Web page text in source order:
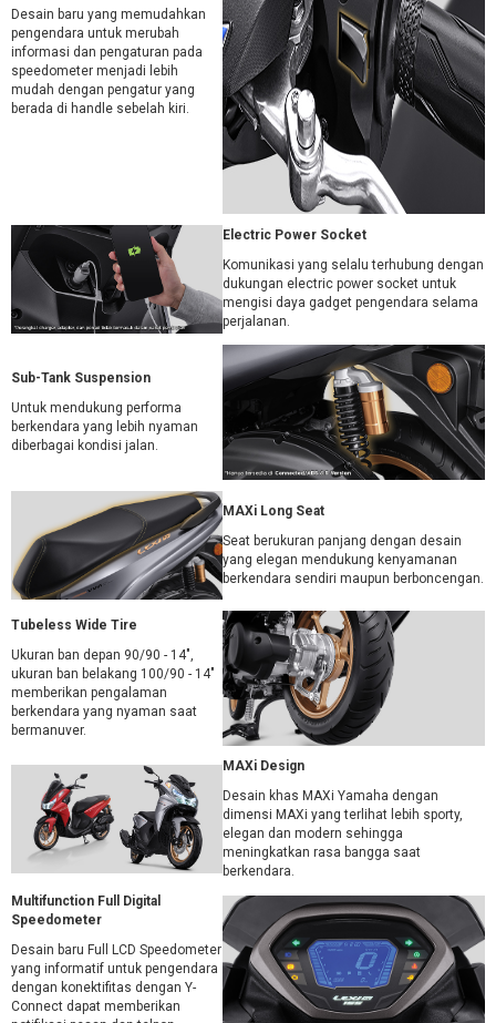
Desain baru yang memudahkan
pengendara untuk merubah
informasi dan pengaturan pada
speedometer menjadi lebih
mudah dengan pengatur yang
berada di handle sebelah kiri.
Electric Power Socket
Komunikasi yang selalu terhubung dengan
dukungan electric power socket untuk
mengisi daya gadget pengendara selama
perjalanan.
Sub-Tank Suspension
Untuk mendukung performa
berkendara yang lebih nyaman
diberbagai kondisi jalan.
MAXi Long Seat
Seat berukuran panjang dengan desain
yang elegan mendukung kenyamanan
berkendara sendiri maupun berboncengan.
Tubeless Wide Tire
Ukuran ban depan 90/90 - 14",
ukuran ban belakang 100/90 - 14"
memberikan pengalaman
berkendara yang nyaman saat
bermanuver.
MAXi Design
Desain khas MAXi Yamaha dengan
dimensi MAXi yang terlihat lebih sporty,
elegan dan modern sehingga
meningkatkan rasa bangga saat
berkendara.
Multifunction Full Digital
Speedometer
Desain baru Full LCD Speedometer
yang informatif untuk pengendara
dengan konektifitas dengan Y-
Connect dapat memberikan